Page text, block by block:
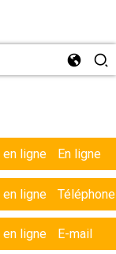
En ligne
Téléphone
E-mail